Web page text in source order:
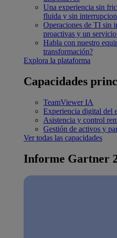
Una experiencia sin
fluida y sin
Operaciones de TI sin
proactivas y un
Habla con nuestro
transformación?
Explora la plataforma
Capacidades
TeamViewer IA
Experiencia digital del
Asistencia y control
Gestión de activos y
Ver todas las capacidades
Informe Gartner